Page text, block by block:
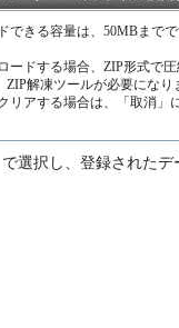
できる容量は、50MBまで
ドする場合、ZIP形式で
解凍ツールが必要になり
リアする場合は、「取消」
で選択し、登録されたデ